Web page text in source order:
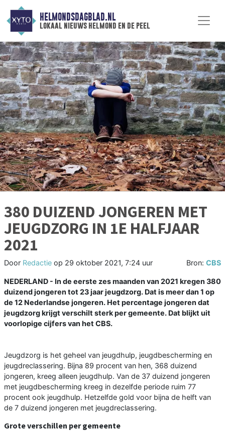
HELMONDSDAGBLAD.NL
lokaal nieuws helmond en de peel
380 DUIZEND JONGEREN MET
JEUGDZORG IN 1E HALFJAAR
2021
Door Redactie op 29 oktober 2021, 7:24 uur Bron: CBS
NEDERLAND - In de eerste zes maanden van 2021 kregen 380
duizend jongeren tot 23 jaar jeugdzorg. Dat is meer dan 1 op
de 12 Nederlandse jongeren. Het percentage jongeren dat
jeugdzorg krijgt verschilt sterk per gemeente. Dat blijkt uit
voorlopige cijfers van het CBS.
Jeugdzorg is het geheel van jeugdhulp, jeugdbescherming en
jeugdreclassering. Bijna 89 procent van hen, 368 duizend
jongeren, kreeg alleen jeugdhulp. Van de 37 duizend jongeren
met jeugdbescherming kreeg in dezelfde periode ruim 77
procent ook jeugdhulp. Hetzelfde gold voor bijna de helft van
de 7 duizend jongeren met jeugdreclassering.
Grote verschillen per gemeente